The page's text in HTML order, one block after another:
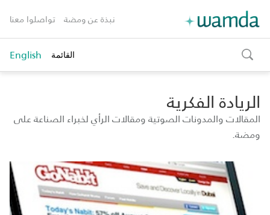
نبذة عن ومضة تواصلوا معنا
toggle
search
القائمة English
الريادة الفكرية
المقالات والمدونات الصوتية ومقالات الرأي لخبراء الصناعة على
ومضة.